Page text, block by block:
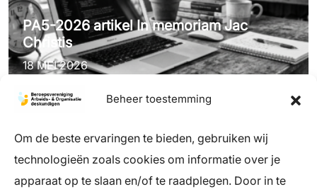
Beheer toestemming
Om de beste ervaringen te bieden, gebruiken wij
technologieën zoals cookies om informatie over je
apparaat op te slaan en/of te raadplegen. Door in te
PA5-2026 artikel In memoriam Jac
Christis
18 MEI 2026